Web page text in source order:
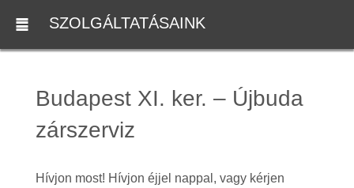
SZOLGÁLTATÁSAINK
Budapest XI. ker. – Újbuda
zárszerviz
Hívjon most! Hívjon éjjel nappal, vagy kérjen